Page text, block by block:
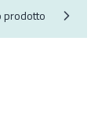
prodotto